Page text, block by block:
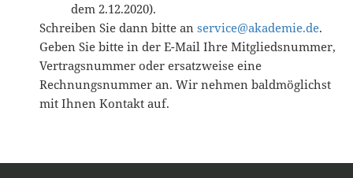
dem 2.12.2020).
Schreiben Sie dann bitte an service@akademie.de.
Geben Sie bitte in der E-Mail Ihre Mitgliedsnummer,
Vertragsnummer oder ersatzweise eine
Rechnungsnummer an. Wir nehmen baldmöglichst
mit Ihnen Kontakt auf.